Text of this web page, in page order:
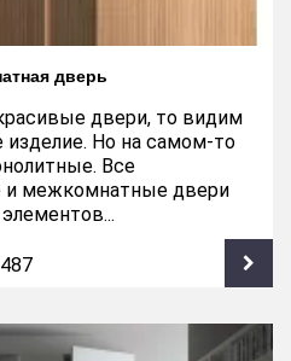
дверь
двери, то видим
изделие. Но на самом-то
Все
межкомнатные двери